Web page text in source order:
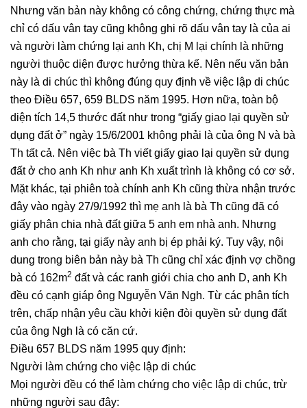
Nhưng văn bản này không có công chứng, chứng thực mà
chỉ có dấu vân tay cũng không ghi rõ dấu vân tay là của ai
và người làm chứng lại anh Kh, chị M lại chính là những
người thuộc diện được hưởng thừa kế. Nên nếu văn bản
này là di chúc thì không đúng quy định về việc lập di chúc
theo Điều 657, 659 BLDS năm 1995. Hơn nữa, toàn bộ
diện tích 14,5 thước đất như trong “giấy giao lại quyền sử
dụng đất ở” ngày 15/6/2001 không phải là của ông N và bà
Th tất cả. Nên việc bà Th viết giấy giao lại quyền sử dụng
đất ở cho anh Kh như anh Kh xuất trình là không có cơ sở.
Mặt khác, tại phiên toà chính anh Kh cũng thừa nhận trước
đây vào ngày 27/9/1992 thì mẹ anh là bà Th cũng đã có
giấy phân chia nhà đất giữa 5 anh em nhà anh. Nhưng
anh cho rằng, tại giấy này anh bị ép phải ký. Tuy vậy, nội
dung trong biên bản này bà Th cũng chỉ xác định vợ chồng
bà có 162m2 đất và các ranh giới chia cho anh D, anh Kh
đều có cạnh giáp ông Nguyễn Văn Ngh. Từ các phân tích
trên, chấp nhận yêu cầu khởi kiện đòi quyền sử dụng đất
của ông Ngh là có căn cứ.
Điều 657 BLDS năm 1995 quy định:
Người làm chứng cho việc lập di chúc
Mọi người đều có thể làm chứng cho việc lập di chúc, trừ
những người sau đây: